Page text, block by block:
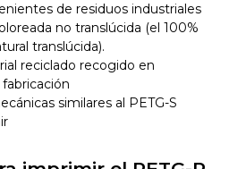
de residuos industriales
no translúcida (el 100%
translúcida).
reciclado recogido en
fabricación
similares al PETG-S